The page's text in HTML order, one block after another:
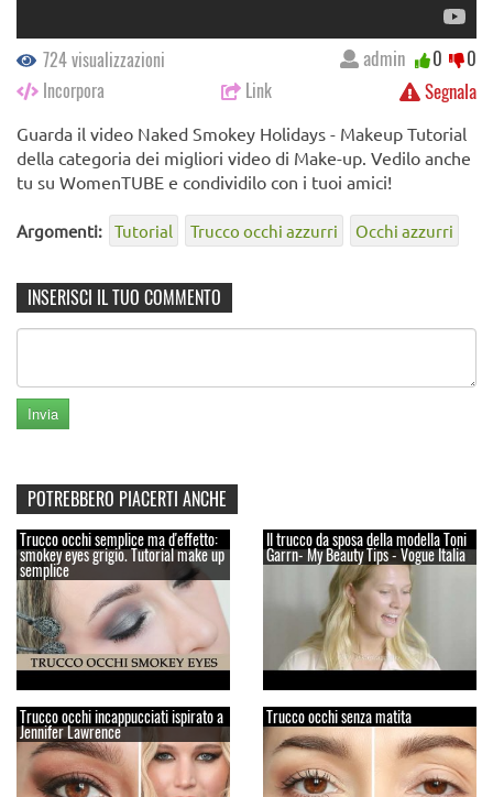
724 visualizzazioni
Incorpora
Link Segnala
admin 0 0
Guarda il video Naked Smokey Holidays - Makeup Tutorial
della categoria dei migliori video di Make-up. Vedilo anche
tu su WomenTUBE e condividilo con i tuoi amici!
Argomenti: Tutorial Trucco occhi azzurri Occhi azzurri
INSERISCI IL TUO COMMENTO
POTREBBERO PIACERTI ANCHE
Trucco occhi semplice ma d'effetto:
smokey eyes grigio. Tutorial make up
semplice
Il trucco da sposa della modella Toni
Garrn- My Beauty Tips - Vogue Italia
Trucco occhi incappucciati ispirato a
Jennifer Lawrence
Trucco occhi senza matita